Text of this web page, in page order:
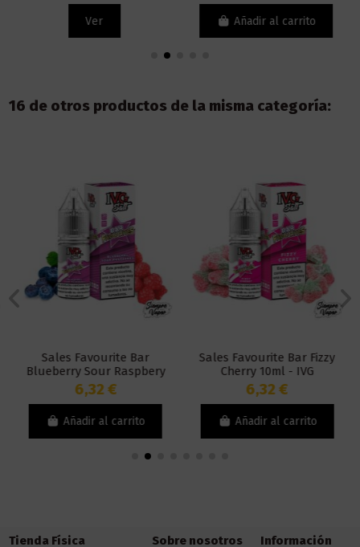
Ver Añadir al carrito
16 de otros productos de la misma categoría:
Sales Favourite Bar
Blueberry Sour Raspbery
10ml - IVG
6,32 €
Añadir al carrito
Sales Favourite Bar Fizzy
Cherry 10ml - IVG
6,32 €
Añadir al carrito
Tienda Física Sobre nosotros Información